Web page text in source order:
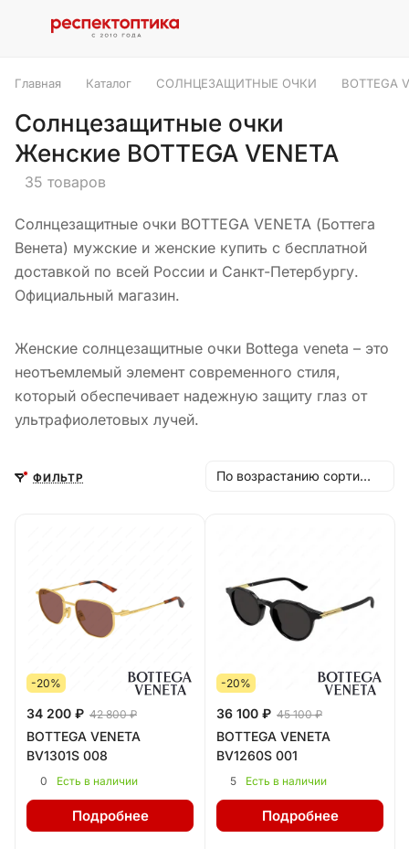
Главная Каталог СОЛНЦЕЗАЩИТНЫЕ ОЧКИ BOTTEGA
Солнцезащитные очки
Женские BOTTEGA VENETA
35 товаров
Солнцезащитные очки BOTTEGA VENETA (Боттега
Венета) мужские и женские купить с бесплатной
доставкой по всей России и Санкт-Петербургу.
Официальный магазин.
Женские солнцезащитные очки Bottega veneta – это
неотъемлемый элемент современного стиля,
который обеспечивает надежную защиту глаз от
ультрафиолетовых лучей.
ФИЛЬТР По возрастанию сортировки
-20%
34 200 ₽ 42 800 ₽
BOTTEGA VENETA
BV1301S 008
0 Есть в наличии
Подробнее
-20%
36 100 ₽ 45 100 ₽
BOTTEGA VENETA
BV1260S 001
5 Есть в наличии
Подробнее